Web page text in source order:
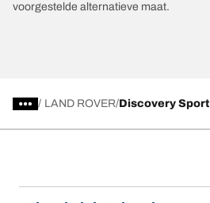
voorgestelde alternatieve maat.
/ LAND ROVER Discovery Sport